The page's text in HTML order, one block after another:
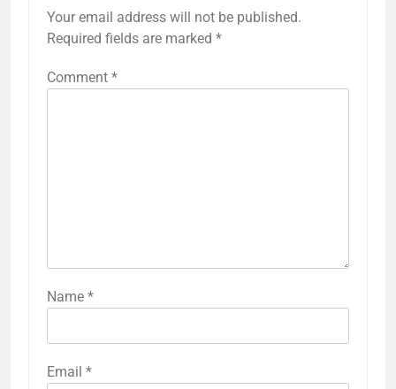
Your email address will not be published.
Required fields are marked *
Comment *
Name *
Email *